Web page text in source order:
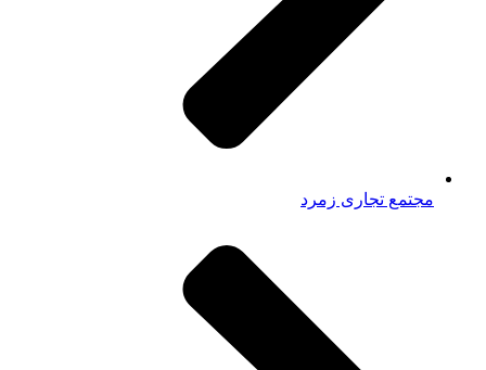
مجتمع تجاری زمرد